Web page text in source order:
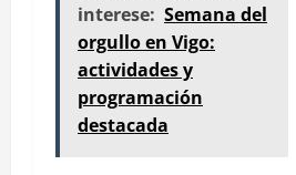
interese: Semana del
orgullo en Vigo:
actividades y
programación
destacada